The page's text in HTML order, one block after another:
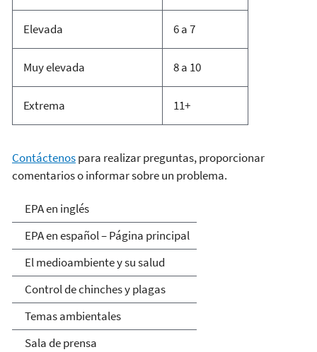
Elevada 6 a 7
Muy elevada 8 a 10
Extrema 11+
Contáctenospara realizar preguntas, proporcionar
comentarios o informar sobre un problema.
EPA en español
EPA en inglés
EPA en español – Página principal
El medioambiente y su salud
Control de chinches y plagas
Temas ambientales
Sala de prensa